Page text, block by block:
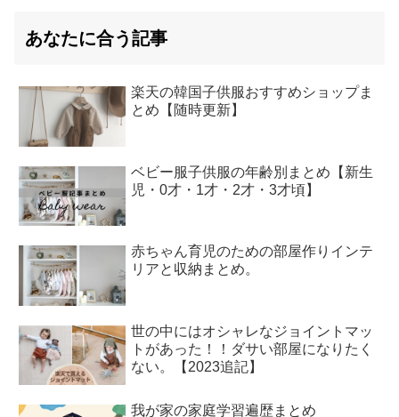
あなたに合う記事
楽天の韓国子供服おすすめショップま
とめ【随時更新】
ベビー服子供服の年齢別まとめ【新生
児・0才・1才・2才・3才頃】
赤ちゃん育児のための部屋作りインテ
リアと収納まとめ。
世の中にはオシャレなジョイントマッ
トがあった！！ダサい部屋になりたく
ない。【2023追記】
我が家の家庭学習遍歴まとめ